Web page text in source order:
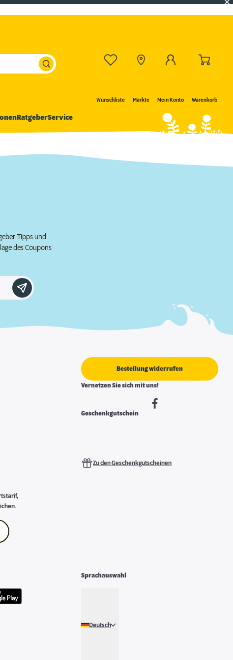
Wunschliste Märkte Mein Konto Warenkorb
RatgeberService
Tipps und
des Coupons
Bestellung widerrufen
Vernetzen Sie sich mit uns!
Geschenkgutschein
Zu den Geschenkgutscheinen
Sprachauswahl
Deutsch